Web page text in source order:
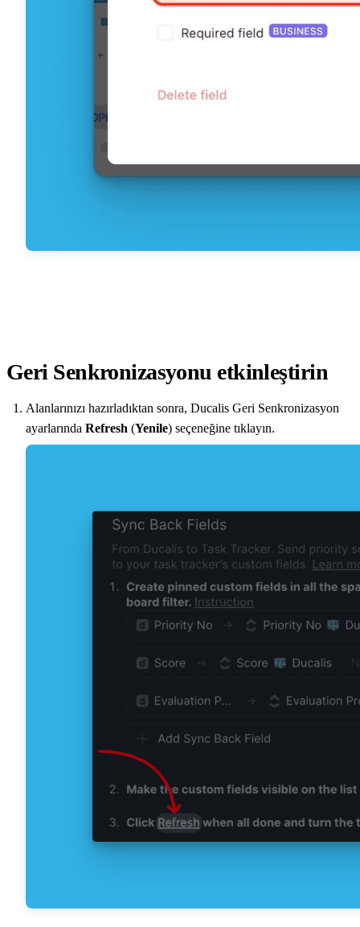
Geri Senkronizasyonu etkinleştirin
Alanlarınızı hazırladıktan sonra, Ducalis Geri Senkronizasyon
ayarlarında Refresh (Yenile) seçeneğine tıklayın.